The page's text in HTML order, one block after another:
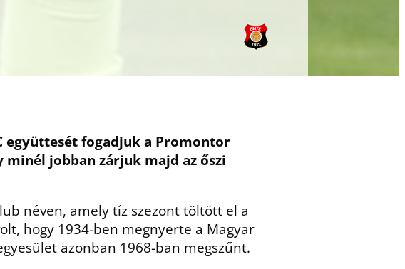
együttesét fogadjuk a Promontor
minél jobban zárjuk majd az őszi
néven, amely tíz szezont töltött el a
hogy 1934-ben megnyerte a Magyar
azonban 1968-ban megszűnt.